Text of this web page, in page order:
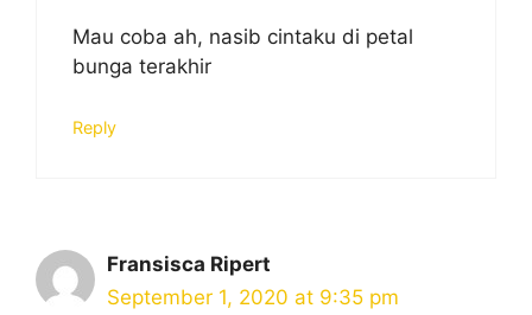
Mau coba ah, nasib cintaku di petal
bunga terakhir
Reply
Fransisca Ripert
September 1, 2020 at 9:35 pm